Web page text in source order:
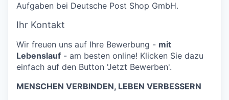
Aufgaben bei Deutsche Post Shop GmbH.
Ihr Kontakt
Wir freuen uns auf Ihre Bewerbung - mit
Lebenslauf - am besten online! Klicken Sie dazu
einfach auf den Button 'Jetzt Bewerben'.
MENSCHEN VERBINDEN, LEBEN VERBESSERN